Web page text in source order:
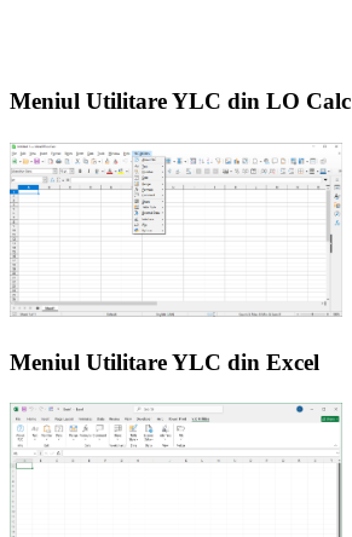
Meniul Utilitare YLC din LO Calc
Meniul Utilitare YLC din Excel